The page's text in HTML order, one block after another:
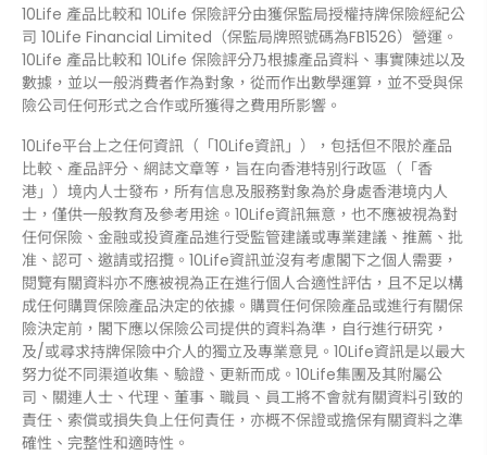
10Life 產品比較和 10Life 保險評分由獲保監局授權持牌保險經紀公
司 10Life Financial Limited（保監局牌照號碼為FB1526）營運。
10Life 產品比較和 10Life 保險評分乃根據產品資料、事實陳述以及
數據，並以一般消費者作為對象，從而作出數學運算，並不受與保
險公司任何形式之合作或所獲得之費用所影響。
10Life平台上之任何資訊（「10Life資訊」），包括但不限於產品
比較、產品評分、網誌文章等，旨在向香港特别行政區（「香
港」）境内人士發布，所有信息及服務對象為於身處香港境内人
士，僅供一般教育及參考用途。10Life資訊無意，也不應被視為對
任何保險、金融或投資產品進行受監管建議或專業建議、推薦、批
准、認可、邀請或招攬。10Life資訊並沒有考慮閣下之個人需要，
閱覽有關資料亦不應被視為正在進行個人合適性評估，且不足以構
成任何購買保險產品決定的依據。購買任何保險產品或進行有關保
險決定前，閣下應以保險公司提供的資料為準，自行進行研究，
及/或尋求持牌保險中介人的獨立及專業意見。10Life資訊是以最大
努力從不同渠道收集、驗證、更新而成。10Life集團及其附屬公
司、關連人士、代理、董事、職員、員工將不會就有關資料引致的
責任、索償或損失負上任何責任，亦概不保證或擔保有關資料之準
確性、完整性和適時性。